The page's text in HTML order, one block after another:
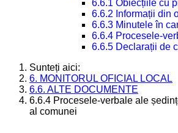
6.6.1 Obiecțiile cu
6.6.2 Informații din
6.6.3 Minutele în
6.6.4 Procesele-
6.6.5 Declarații de
Sunteți aici:
6. MONITORUL OFICIAL LOCAL
6.6. ALTE DOCUMENTE
6.6.4 Procesele-verbale ale
al comunei